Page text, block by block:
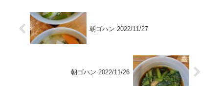
朝ゴハン 2022/11/27
朝ゴハン 2022/11/26